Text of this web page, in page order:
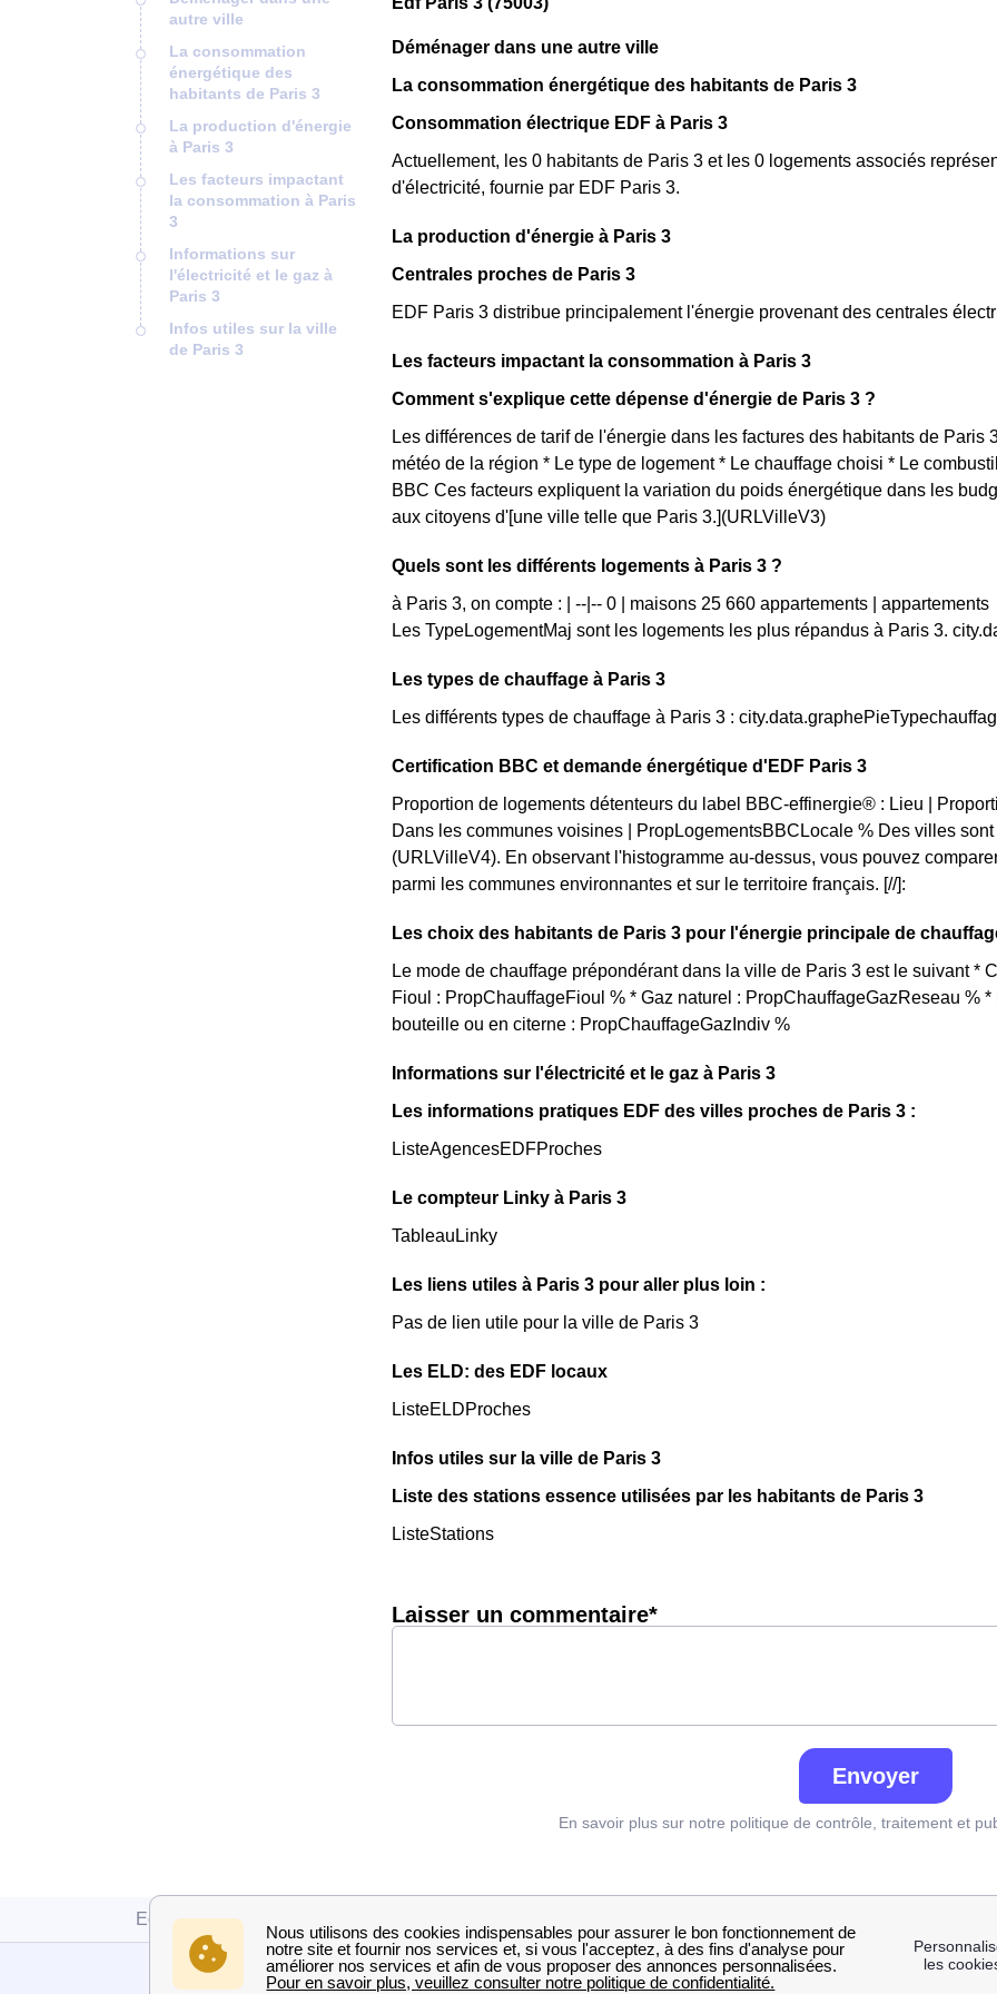
autre ville
La consommation
énergétique des
habitants de Paris 3
La production d'énergie
à Paris 3
Les facteurs impactant
la consommation à Paris
3
Informations sur
l'électricité et le gaz à
Paris 3
Infos utiles sur la ville
de Paris 3
Déménager dans une autre ville
La consommation énergétique des habitants de Paris 3
Consommation électrique EDF à Paris 3
Actuellement, les 0 habitants de Paris 3 et les 0 logements associés
d'électricité, fournie par EDF Paris 3.
La production d'énergie à Paris 3
Centrales proches de Paris 3
EDF Paris 3 distribue principalement l'énergie provenant des centrales
Les facteurs impactant la consommation à Paris 3
Comment s'explique cette dépense d'énergie de Paris 3 ?
Les différences de tarif de l'énergie dans les factures des habitants de Paris
météo de la région * Le type de logement * Le chauffage choisi * Le
BBC Ces facteurs expliquent la variation du poids énergétique dans les
aux citoyens d'[une ville telle que Paris 3.](URLVilleV3)
Quels sont les différents logements à Paris 3 ?
à Paris 3, on compte : | --|-- 0 | maisons 25 660 appartements | appartements
Les TypeLogementMaj sont les logements les plus répandus à Paris 3.
Les types de chauffage à Paris 3
Les différents types de chauffage à Paris 3 :
Certification BBC et demande énergétique d'EDF Paris 3
Proportion de logements détenteurs du label BBC-effinergie® : Lieu |
Dans les communes voisines | PropLogementsBBCLocale % Des villes
(URLVilleV4). En observant l'histogramme au-dessus, vous pouvez
parmi les communes environnantes et sur le territoire français. [//]:
Les choix des habitants de Paris 3 pour l'énergie principale de
Le mode de chauffage prépondérant dans la ville de Paris 3 est le suivant *
Fioul : PropChauffageFioul % * Gaz naturel : PropChauffageGazReseau %
bouteille ou en citerne : PropChauffageGazIndiv %
Informations sur l'électricité et le gaz à Paris 3
Les informations pratiques EDF des villes proches de Paris 3 :
ListeAgencesEDFProches
Le compteur Linky à Paris 3
TableauLinky
Les liens utiles à Paris 3 pour aller plus loin :
Pas de lien utile pour la ville de Paris 3
Les ELD: des EDF locaux
ListeELDProches
Infos utiles sur la ville de Paris 3
Liste des stations essence utilisées par les habitants de Paris 3
ListeStations
Laisser un commentaire*
Envoyer
En savoir plus sur notre politique de contrôle, traitement et
Edf Paris